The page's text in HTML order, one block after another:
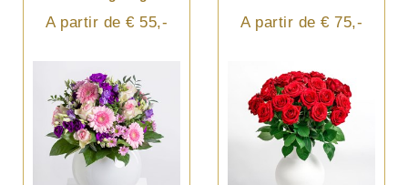
A partir de € 55,- A partir de € 75,-